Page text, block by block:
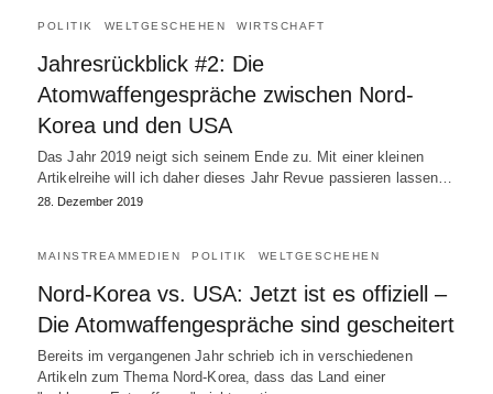
POLITIK WELTGESCHEHEN WIRTSCHAFT
Jahresrückblick #2: Die
Atomwaffengespräche zwischen Nord-
Korea und den USA
Das Jahr 2019 neigt sich seinem Ende zu. Mit einer kleinen
Artikelreihe will ich daher dieses Jahr Revue passieren lassen…
28. Dezember 2019
MAINSTREAMMEDIEN POLITIK WELTGESCHEHEN
Nord-Korea vs. USA: Jetzt ist es offiziell –
Die Atomwaffengespräche sind gescheitert
Bereits im vergangenen Jahr schrieb ich in verschiedenen
Artikeln zum Thema Nord-Korea, dass das Land einer